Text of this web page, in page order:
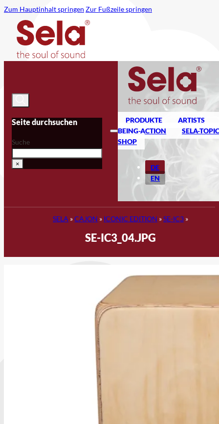
Zum Hauptinhalt springen Zur Fußzeile springen
Seite durchsuchen
Suche
×
PRODUKTE
ARTISTS
BEING-ACTION
SELA-
SHOP
DE
EN
SELA »CAJON » ICONIC EDITION »SE-IC3 »
SE-IC3_04.JPG